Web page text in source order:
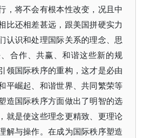
，将不会有根本性改变，况且中
比还相差甚远，跟美国拼硬实力
认识和处理国际关系的理念、思
合作、共赢、和谐这些新的规
领国际秩序的重构，这才是必由
平崛起、和谐世界、共同繁荣等
造国际秩序方面做出了明智的选
就是使这些理念更精致、更理论
解与操作。在成为国际秩序塑造